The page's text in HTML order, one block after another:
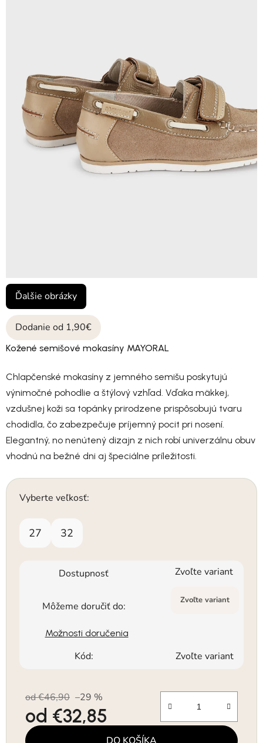
Dodanie od 1,90€
Kožené semišové mokasíny MAYORAL
Chlapčenské mokasíny z jemného semišu poskytujú
výnimočné pohodlie a štýlový vzhľad. Vďaka mäkkej,
vzdušnej koži sa topánky prirodzene prispôsobujú tvaru
chodidla, čo zabezpečuje príjemný pocit pri nosení.
Elegantný, no nenútený dizajn z nich robí univerzálnu obuv
vhodnú na bežné dni aj špeciálne príležitosti.
Vyberte veľkosť:
27 32
Dostupnosť Zvoľte variant
Môžeme doručiť do: Zvoľte variant
Možnosti doručenia
Kód: Zvoľte variant
od €46,90 –29 %
od €32,85
Jednotková cena:
Ďalšie obrázky